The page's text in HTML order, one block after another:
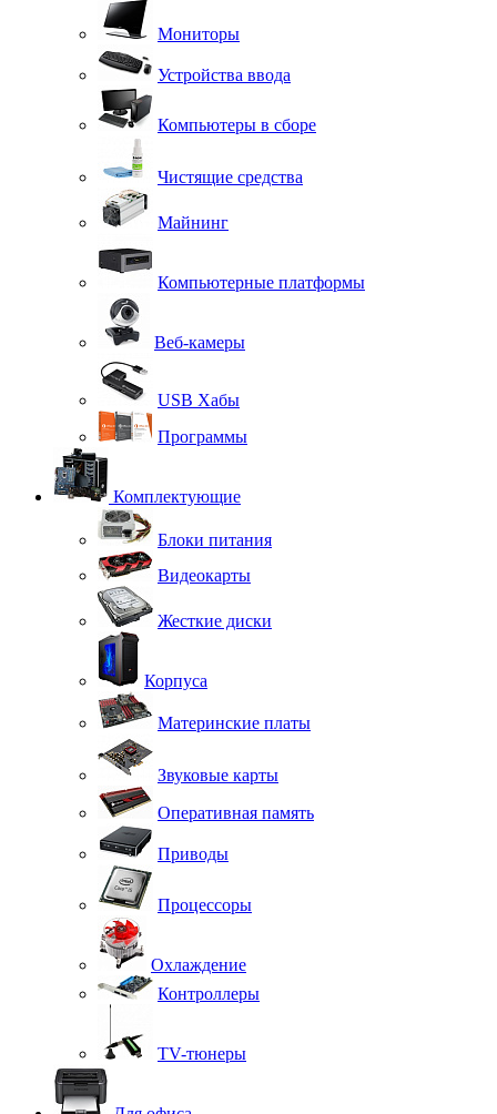
Мониторы
Устройства ввода
Компьютеры в сборе
Чистящие средства
Майнинг
Компьютерные платформы
Веб-камеры
USB Хабы
Программы
Комплектующие
Блоки питания
Видеокарты
Жесткие диски
Корпуса
Материнские платы
Звуковые карты
Оперативная память
Приводы
Процессоры
Охлаждение
Контроллеры
TV-тюнеры